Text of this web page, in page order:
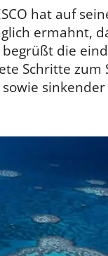
hat auf
ermahnt,
begrüßt die
Schritte zum
Unter
kannst du
Art von Cookies
Auswahl kannst du
Link im
jederzeit